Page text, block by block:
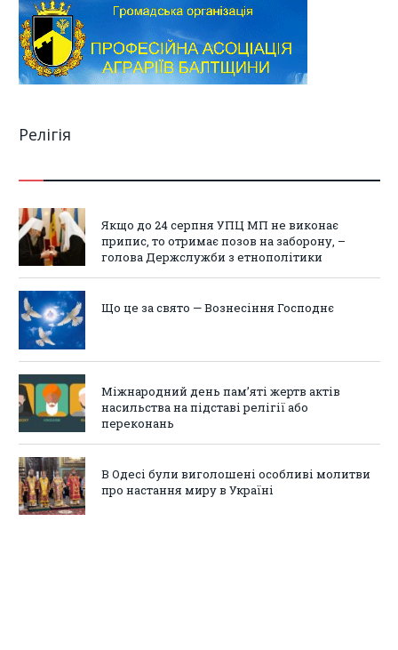
Релігія
Якщо до 24 серпня УПЦ МП не виконає
припис, то отримає позов на заборону, –
голова Держслужби з етнополітики
Що це за свято — Вознесіння Господнє
Міжнародний день пам’яті жертв актів
насильства на підставі релігії або
переконань
В Одесі були виголошені особливі молитви
про настання миру в Україні